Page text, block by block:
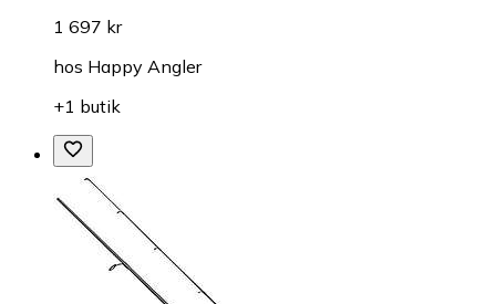
1 697 kr
hos Happy Angler
+1 butik